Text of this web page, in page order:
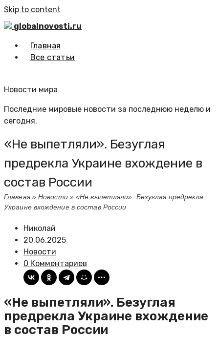
Skip to content
globalnovosti.ru
Главная
Все статьи
Новости мира
Последние мировые новости за последнюю неделю и
сегодня.
«Не выпетляли». Безуглая
предрекла Украине вхождение в
состав России
Главная»Новости»«Не выпетляли». Безуглая предрекла
Украине вхождение в состав России
Николай
20.06.2025
Новости
0 Комментариев
«Не выпетляли». Безуглая
предрекла Украине вхождение
в состав России